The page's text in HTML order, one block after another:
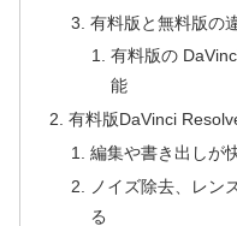
有料版と無料版の
有料版の
能
有料版DaVinci
編集や書き出しが
ノイズ除去、レン
る